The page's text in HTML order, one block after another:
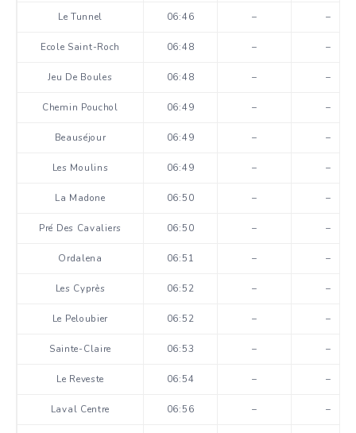
Le Tunnel 06:46 – –
Ecole Saint-Roch 06:48 – –
Jeu De Boules 06:48 – –
Chemin Pouchol 06:49 – –
Beauséjour 06:49 – –
Les Moulins 06:49 – –
La Madone 06:50 – –
Pré Des Cavaliers 06:50 – –
Ordalena 06:51 – –
Les Cyprès 06:52 – –
Le Peloubier 06:52 – –
Sainte-Claire 06:53 – –
Le Reveste 06:54 – –
Laval Centre 06:56 – –